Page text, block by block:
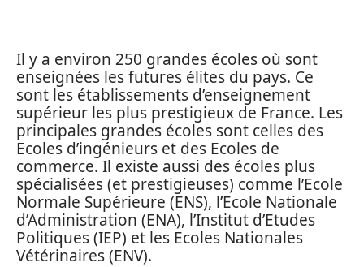
Il y a environ 250 grandes écoles où sont
enseignées les futures élites du pays. Ce
sont les établissements d’enseignement
supérieur les plus prestigieux de France. Les
principales grandes écoles sont celles des
Ecoles d’ingénieurs et des Ecoles de
commerce. Il existe aussi des écoles plus
spécialisées (et prestigieuses) comme l’Ecole
Normale Supérieure (ENS), l’Ecole Nationale
d’Administration (ENA), l’Institut d’Etudes
Politiques (IEP) et les Ecoles Nationales
Vétérinaires (ENV).